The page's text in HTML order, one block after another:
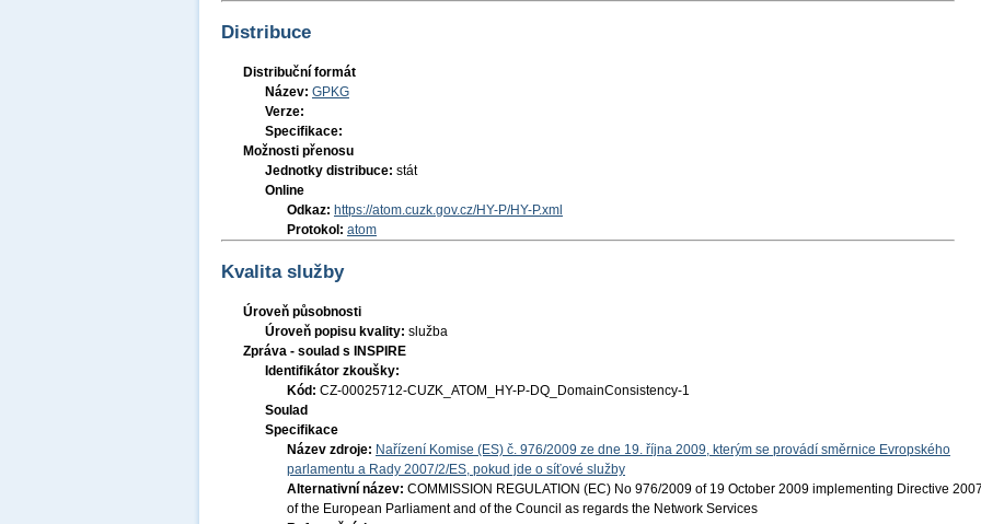
Distribuce
Distribuční formát
Název: GPKG
Verze:
Specifikace:
Možnosti přenosu
Jednotky distribuce: stát
Online
Odkaz: https://atom.cuzk.gov.cz/HY-P/HY-P.xml
Protokol: atom
Kvalita služby
Úroveň působnosti
Úroveň popisu kvality: služba
Zpráva - soulad s INSPIRE
Identifikátor zkoušky:
Kód: CZ-00025712-CUZK_ATOM_HY-P-DQ_DomainConsistency-1
Soulad
Specifikace
Název zdroje: Nařízení Komise (ES) č. 976/2009 ze dne 19. října 2009, kterým se provádí směrnice Evropského
parlamentu a Rady 2007/2/ES, pokud jde o síťové služby
Alternativní název: COMMISSION REGULATION (EC) No 976/2009 of 19 October 2009 implementing Directive
of the European Parliament and of the Council as regards the Network Services